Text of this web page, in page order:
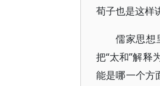
荀子也是这样
儒家思想
把“太和”解释
能是哪一个方